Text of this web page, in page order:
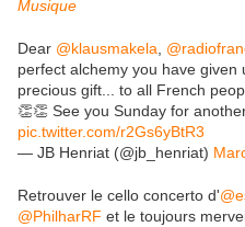
Musique
Dear @klausmakela
perfect alchemy you have given
precious gift... to all French
👏👏 See you Sunday for
pic.twitter.com/r2Gs6yBtR3
— JB Henriat (@jb_henriat)
Retrouver le cello concerto d'
@PhilharRF et le toujours